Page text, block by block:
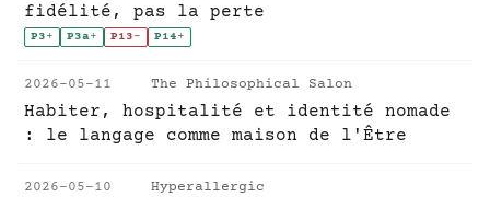
fidélité, pas la perte
P3+ P3a+ P13- P14+
2026-05-11 The Philosophical Salon
Habiter, hospitalité et identité nomade
: le langage comme maison de l'Être
2026-05-10 Hyperallergic